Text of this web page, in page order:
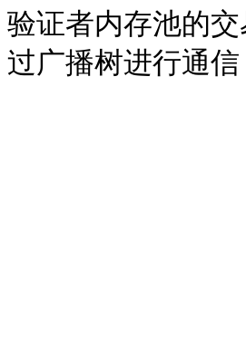
验证者内存池的